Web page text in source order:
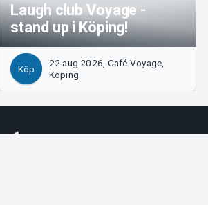
Laugh club Voyage -
stand up i Köping!
Köp
22 aug 2026, Café Voyage,
Köping